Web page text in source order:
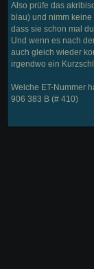
Also prüfe das
blau) und nimm
dass sie schon mal
Und wenn es nach
auch gleich wieder
irgendwo ein
Welche ET-Nummer
906 383 B (# 410)